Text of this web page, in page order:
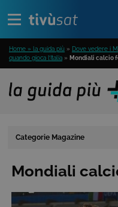
Home » la guida più » Dove vedere i
quando gioca l’Italia » Mondiali calcio
Categorie Magazine
Mondiali